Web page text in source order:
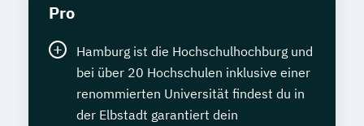
Pro
Hamburg ist die Hochschulhochburg und
bei über 20 Hochschulen inklusive einer
renommierten Universität findest du in
der Elbstadt garantiert dein